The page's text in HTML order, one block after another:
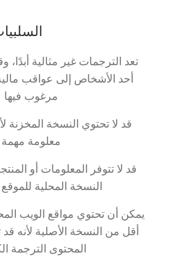
تعد الترجمات غير مثالية
أحد الأشخاص إلى عواقب
مرغوب فيها
قد لا تحتوي النسخة المخزنة
معلومة مهمة
قد لا تتوفر المعلومات أو
النسخة المحلية
يمكن أن تحتوي مواقع الويب
أقل من النسخة الأصلية لأنه
المحتوى الترجمة